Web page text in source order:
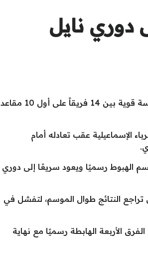
دوري نايل
تبدأ الخميس المقبل، منافسات الجولة الـ 13 والأخيرة بمجموعة الهبوط ببطولة الدوري، والتي شهدت منافسة قوية بين 14 فريقاً على أول 10 مقاعد
الإسماعيلية عقب تعادله أمام
الهبوط رسميًا ويعود سريعًا إلى دوري
النتائج طوال الموسم، لتفشل في
الأربعة الهابطة رسميًا مع نهاية